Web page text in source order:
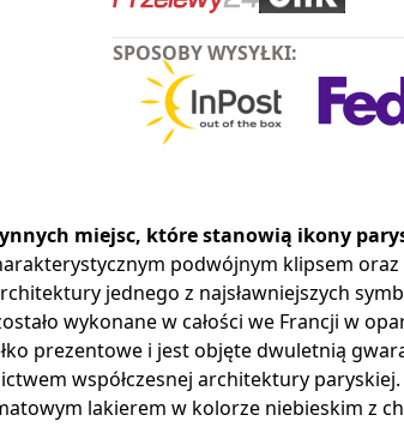
SPOSOBY WYSYŁKI:
miejsc, które stanowią ikony
podwójnym klipsem
jednego z najsławniejszych
wykonane w całości we Francji w
prezentowe i jest objęte dwuletnią
współczesnej architektury paryskiej.
lakierem w kolorze niebieskim z